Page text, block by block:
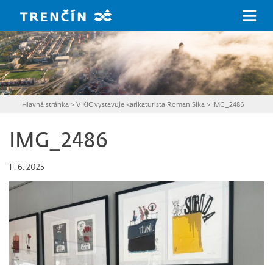
Hlavná stránka >V KIC vystavuje karikaturista Roman Sika > IMG_2486
IMG_2486
11. 6. 2025